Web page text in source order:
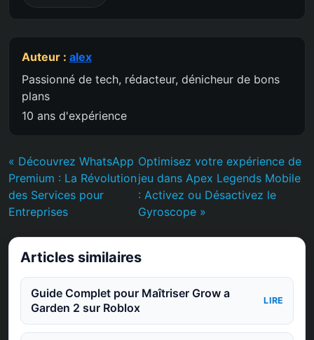
Auteur : alex
Passionné de tech, rédacteur, dénicheur de bons
plans
10 ans d'expérience
« Découvrez WhatsApp
Premium : La Révolution
des Services pour
Entreprises
Optimisez votre expérience de
jeu dans Apex Legends Mobile
: Activez ou Désactivez le
Gyroscope »
Articles similaires
Guide Complet pour Maîtriser Grow a
Garden 2 sur Roblox
LIRE